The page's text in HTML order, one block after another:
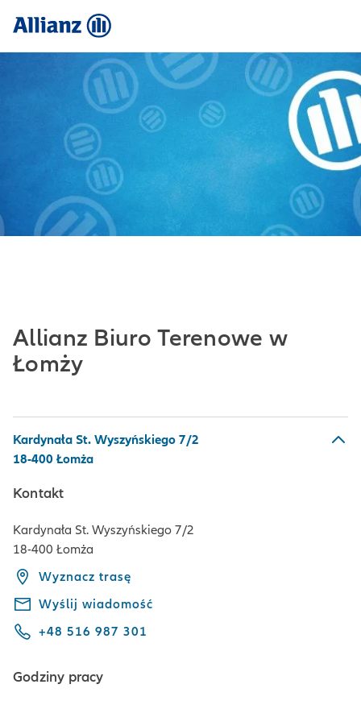
Allianz Biuro Terenowe w
Łomży
Kardynała St. Wyszyńskiego 7/2
18-400 Łomża
Kontakt
Kardynała St. Wyszyńskiego 7/2
18-400 Łomża
Wyznacz trasę
Wyślij wiadomość
+48 516 987 301
Godziny pracy